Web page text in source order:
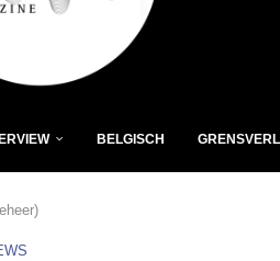
BELGISCH